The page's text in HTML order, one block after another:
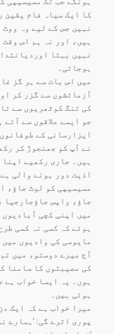
کا ایک سیاہ فام یقین
نہیں جس کے لیے وہ
ہیں، اور نہ ہم اس
نہیں بہتا
ہوجاتی۔
میں اس بات سے ہر گز
آزمائشوں سے گزر کر
کی تنگ کوٹھریوں سے
جو ایسے علاقوں سے
ایزارسانی کے
نے آپ کو جھنجوڑ کر
ہیں۔ جاری رکھیے
اذیت دور ہونے والی
مسیسیپی کو لوٹ جاؤ،
جاؤ، واپس جاؤجارجیا
میں اپنی کچی
ہوئے کہ کسی نہ کسی
مایوسی کی وادیوں
آج میرے دوستو، میں
کی مصیبتوں کا سامنا
ہوں۔ یہ ایسا خواب ہے
ہوئی ہیں۔
میرا خواب ہے کہ ایک
پوری اترے گی: ’ہمارے